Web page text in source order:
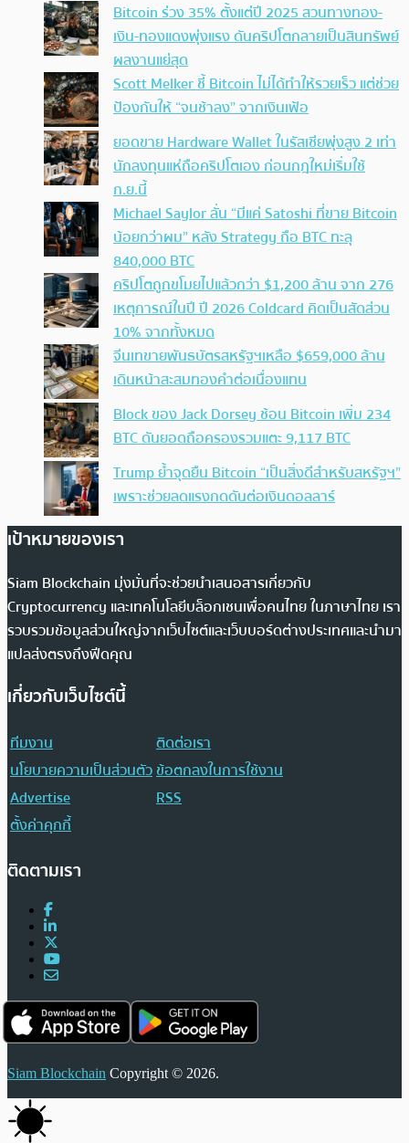
Bitcoin ร่วง 35% ตั้งแต่ปี 2025 สวนทางทอง-
เงิน-ทองแดงพุ่งแรง ดันคริปโตกลายเป็นสินทรัพย์
ผลงานแย่สุด
Scott Melker ชี้ Bitcoin ไม่ได้ทำให้รวยเร็ว แต่ช่วย
ป้องกันให้ “จนช้าลง” จากเงินเฟ้อ
ยอดขาย Hardware Wallet ในรัสเซียพุ่งสูง 2 เท่า
นักลงทุนแห่ถือคริปโตเอง ก่อนกฎใหม่เริ่มใช้
ก.ย.นี้
Michael Saylor ลั่น “มีแค่ Satoshi ที่ขาย Bitcoin
น้อยกว่าผม” หลัง Strategy ถือ BTC ทะลุ
840,000 BTC
คริปโตถูกขโมยไปแล้วกว่า $1,200 ล้าน จาก 276
เหตุการณ์ในปี ปี 2026 Coldcard คิดเป็นสัดส่วน
10% จากทั้งหมด
จีนเทขายพันธบัตรสหรัฐฯเหลือ $659,000 ล้าน
เดินหน้าสะสมทองคำต่อเนื่องแทน
Block ของ Jack Dorsey ช้อน Bitcoin เพิ่ม 234
BTC ดันยอดถือครองรวมแตะ 9,117 BTC
Trump ย้ำจุดยืน Bitcoin “เป็นสิ่งดีสำหรับสหรัฐฯ”
เพราะช่วยลดแรงกดดันต่อเงินดอลลาร์
เป้าหมายของเรา
Siam Blockchain มุ่งมั่นที่จะช่วยนำเสนอสารเกี่ยวกับ
Cryptocurrency และเทคโนโลยีบล็อกเชนเพื่อคนไทย ในภาษาไทย เรา
รวบรวมข้อมูลส่วนใหญ่จากเว็บไซต์และเว็บบอร์ดต่างประเทศและนำมา
แปลส่งตรงถึงฟีดคุณ
เกี่ยวกับเว็บไซต์นี้
ทีมงาน
ติดต่อเรา
นโยบายความเป็นส่วนตัวข้อตกลงในการใช้งาน
Advertise
RSS
ตั้งค่าคุกกี้
ติดตามเรา
Siam Blockchain Copyright © 2026.